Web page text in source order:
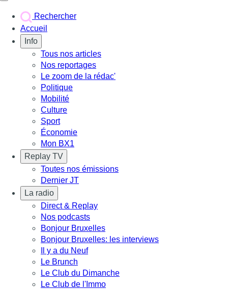
Rechercher
Accueil
Info
Tous nos articles
Nos reportages
Le zoom de la rédac'
Politique
Mobilité
Culture
Sport
Économie
Mon BX1
Replay TV
Toutes nos émissions
Dernier JT
La radio
Direct & Replay
Nos podcasts
Bonjour Bruxelles
Bonjour Bruxelles: les interviews
Il y a du Neuf
Le Brunch
Le Club du Dimanche
Le Club de l'Immo